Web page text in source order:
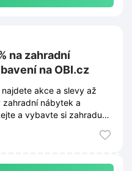
na zahradní
na OBI.cz
akce a slevy až
zahradní nábytek a
a vybavte si zahradu